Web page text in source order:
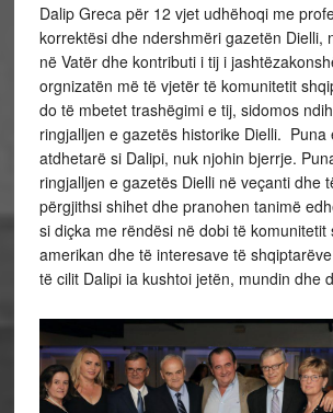
Dalip Greca për 12 vjet udhëhoqi me
korrektësi dhe ndershmëri gazetën Dielli,
në Vatër dhe kontributi i tij i
orgnizatën më të vjetër të komunitetit
do të mbetet trashëgimi e tij, sidomos
ringjalljen e gazetës historike Dielli. Puna
atdhetarë si Dalipi, nuk njohin bjerrje.
ringjalljen e gazetës Dielli në veçanti dhe
përgjithsi shihet dhe pranohen tanimë
si diçka me rëndësi në dobi të komunitetit
amerikan dhe të interesave të
të cilit Dalipi ia kushtoi jetën, mundin dhe